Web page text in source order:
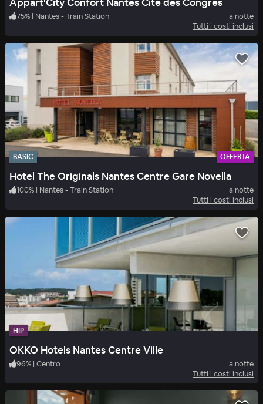
75% | Nantes - Train Station
a notte
Tutti i costi inclusi
BASIC OFFERTA
Hotel The Originals Nantes Centre Gare Novella
100% | Nantes - Train Station
a notte
Tutti i costi inclusi
HIP
OKKO Hotels Nantes Centre Ville
96% | Centro
a notte
Tutti i costi inclusi